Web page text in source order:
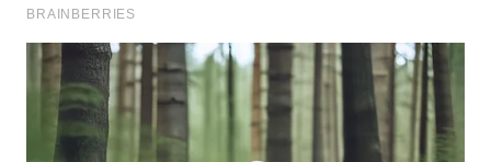
WAHANA
SELEB
WAHANA
PERSONA